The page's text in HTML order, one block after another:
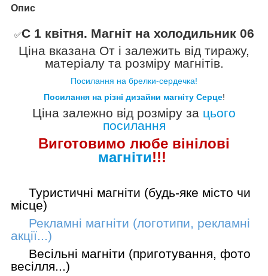
Опис
✅️С 1 квітня. Магніт на холодильник 06
Ціна вказана От і залежить від тиражу,
матеріалу та розміру магнітів.
Посилання на брелки-сердечка!
Посилання на різні дизайни магніту Серце!
Ціна залежно від розміру за цього
посилання
Виготовимо любе вінілові
магніти!!!
Туристичні магніти (будь-яке місто чи
місце)
Рекламні магніти (логотипи, рекламні
акції...)
Весільні магніти (приготування, фото
весілля...)